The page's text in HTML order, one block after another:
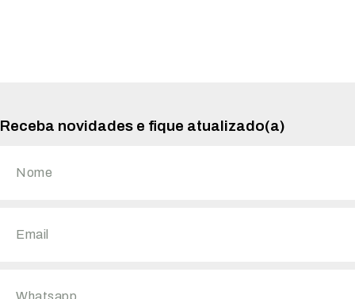
Receba novidades e fique atualizado(a)